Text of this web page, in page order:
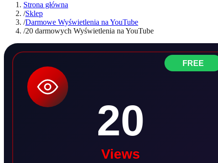
Strona główna
/Sklep
/Darmowe Wyświetlenia na YouTube
/20 darmowych Wyświetlenia na YouTube